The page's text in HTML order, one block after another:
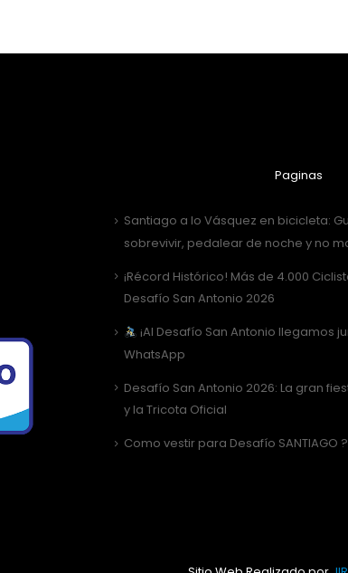
Paginas
Santiago a lo Vásquez en bicicleta:
sobrevivir, pedalear de noche y no
¡Récord Histórico! Más de 4.000
Desafío San Antonio 2026
¡Al Desafío San Antonio llegamos
WhatsApp
Desafío San Antonio 2026: La gran
y la Tricota Oficial
Como vestir para Desafío SANTIAGO ?